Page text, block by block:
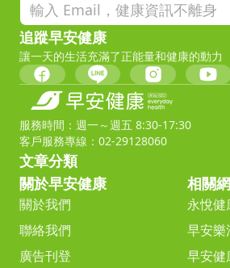
追蹤早安健康
讓一天的生活充滿了正能量和健康的動力
服務時間：週一～週五 8:30-17:30
客戶服務專線：02-29128060
文章分類
關於早安健康
關於我們
聯絡我們
廣告刊登
相關
永悅健
早安樂
早安健